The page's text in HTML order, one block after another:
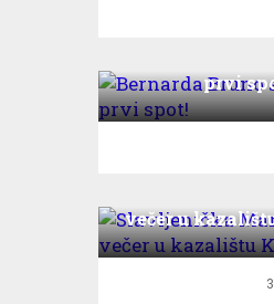
prvi
večer u